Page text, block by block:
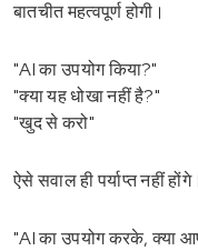
बातचीत महत्वपूर्ण होगी।
"AI का उपयोग किया?"
"क्या यह धोखा नहीं है?"
"खुद से करो"
ऐसे सवाल ही पर्याप्त नहीं
"AI का उपयोग करके, क्या